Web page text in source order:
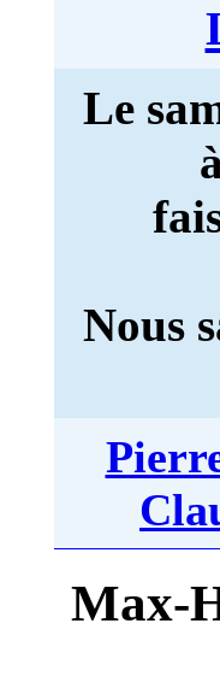
Le
Nous
Max-